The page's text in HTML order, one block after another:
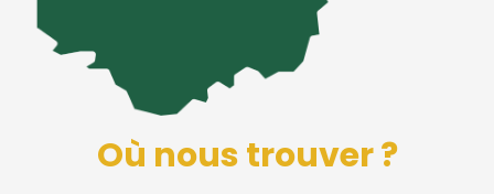
Où nous trouver ?